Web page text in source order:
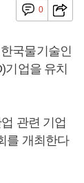
0
국물기술인
기업을 유치
관련 기업
를 개최한다